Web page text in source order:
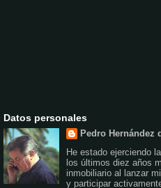
Datos personales
Pedro Hernández
He estado ejerciendo
los últimos diez años
inmobiliario al lanzar
y participar